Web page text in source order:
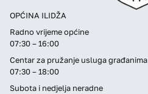
OPĆINA ILIDŽA
Radno vrijeme općine
07:30 – 16:00
Centar za pružanje usluga građanima
07:30 – 18:00
Subota i nedjelja neradne